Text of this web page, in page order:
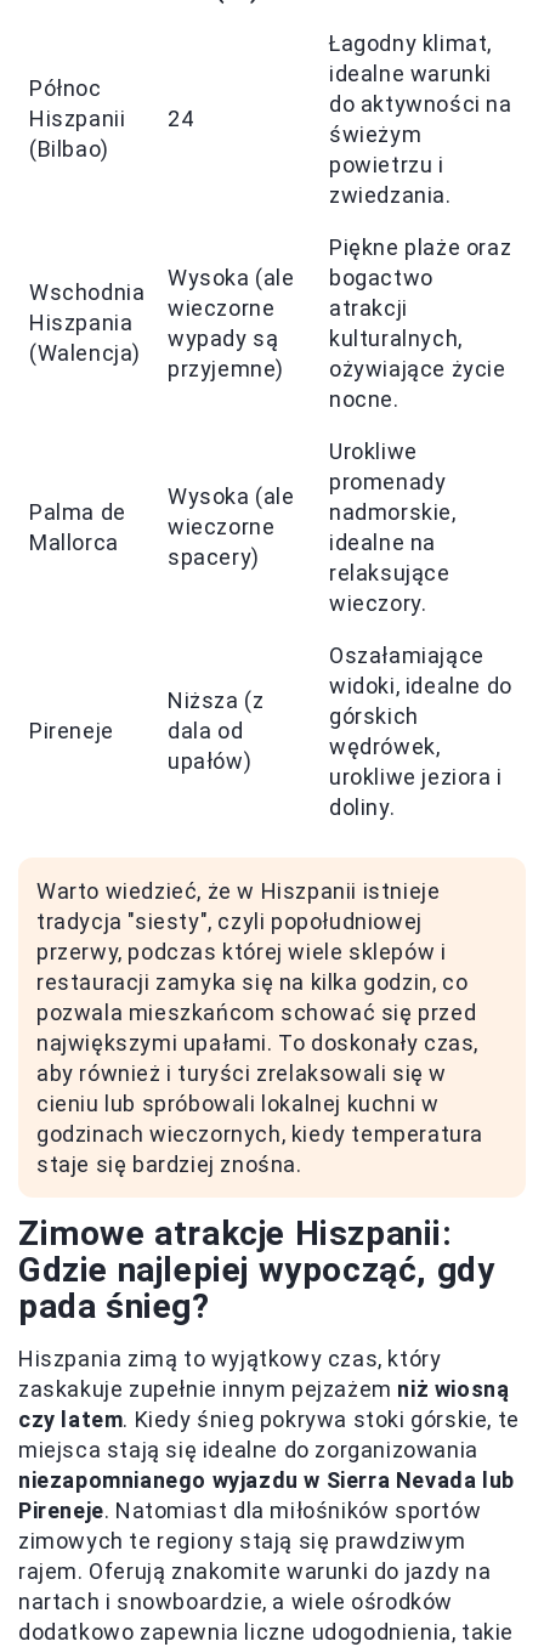
Północ
Hiszpanii
(Bilbao)
24
Łagodny klimat,
idealne warunki
do aktywności na
świeżym
powietrzu i
zwiedzania.
Wschodnia
Hiszpania
(Walencja)
Wysoka (ale
wieczorne
wypady są
przyjemne)
Piękne plaże oraz
bogactwo
atrakcji
kulturalnych,
ożywiające życie
nocne.
Palma de
Mallorca
Wysoka (ale
wieczorne
spacery)
Urokliwe
promenady
nadmorskie,
idealne na
relaksujące
wieczory.
Pireneje
Niższa (z
dala od
upałów)
Oszałamiające
widoki, idealne do
górskich
wędrówek,
urokliwe jeziora i
doliny.
Warto wiedzieć, że w Hiszpanii istnieje
tradycja "siesty", czyli popołudniowej
przerwy, podczas której wiele sklepów i
restauracji zamyka się na kilka godzin, co
pozwala mieszkańcom schować się przed
największymi upałami. To doskonały czas,
aby również i turyści zrelaksowali się w
cieniu lub spróbowali lokalnej kuchni w
godzinach wieczornych, kiedy temperatura
staje się bardziej znośna.
Zimowe atrakcje Hiszpanii:
Gdzie najlepiej wypocząć, gdy
pada śnieg?
Hiszpania zimą to wyjątkowy czas, który
zaskakuje zupełnie innym pejzażem niż wiosną
czy latem. Kiedy śnieg pokrywa stoki górskie, te
miejsca stają się idealne do zorganizowania
niezapomnianego wyjazdu w Sierra Nevada lub
Pireneje. Natomiast dla miłośników sportów
zimowych te regiony stają się prawdziwym
rajem. Oferują znakomite warunki do jazdy na
nartach i snowboardzie, a wiele ośrodków
dodatkowo zapewnia liczne udogodnienia, takie